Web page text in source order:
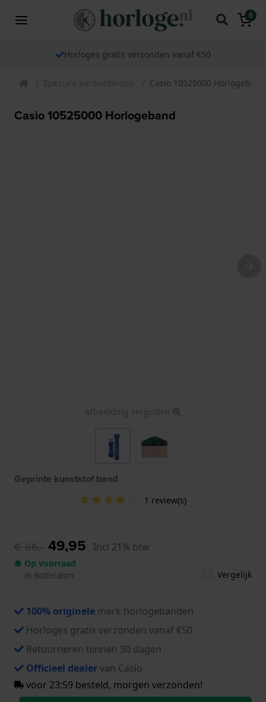
0
Horloges gratis verzonden vanaf €50
Speciale aanbiedingen Casio 10525000 Horlogeband
Casio 10525000 Horlogeband
Afbeelding vergroten
Geprinte kunststof band
1 review(s)
€ 66,- 49,95 Incl 21% btw
● Op voorraad
in Rotterdam
Vergelijk
100% originele merk horlogebanden
Horloges gratis verzonden vanaf €50
Retourneren binnen 30 dagen
Officieel dealervan Casio
voor 23:59 besteld, morgen verzonden!